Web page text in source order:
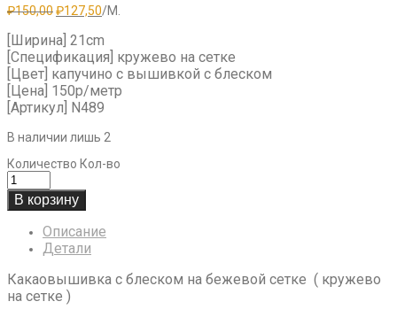
₽150,00Первоначальная
составляла
₽150,00.
₽127,50Текущая
₽127,50.
/М.
[Ширина] 21cm
[Спецификация] кружево на сетке
[Цвет] капучино с вышивкой с блеском
[Цена] 150р/метр
[Артикул] N489
В наличии лишь 2
Количество Кол-во
В корзину
Описание
Детали
Какаовышивка с блеском на бежевой сетке ( кружево
на сетке )